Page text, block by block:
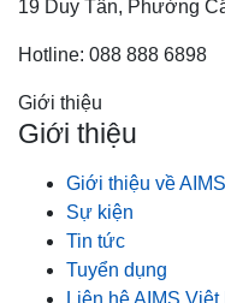
19 Duy Tân, Phường
Hotline: 088 888 6898
Giới thiệu
Giới thiệu
Giới thiệu về
Sự kiện
Tin tức
Tuyển dụng
Liên hệ AIMS Việt